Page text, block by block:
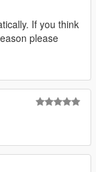
If you think
please